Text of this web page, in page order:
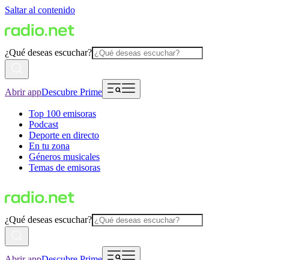
Saltar al contenido
¿Qué deseas escuchar?
Abrir appDescubre Prime
Top 100 emisoras
Podcast
Deporte en directo
En tu zona
Géneros musicales
Temas de emisoras
¿Qué deseas escuchar?